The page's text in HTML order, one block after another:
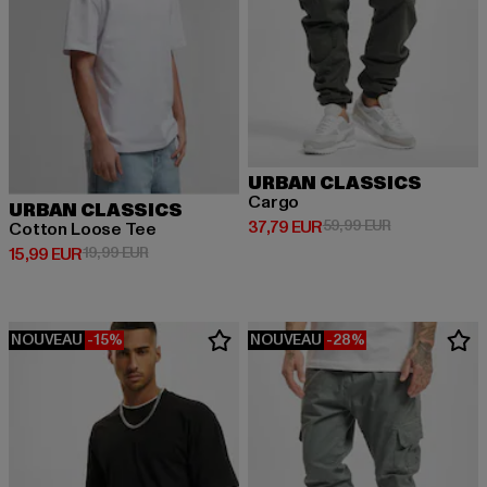
URBAN CLASSICS
Cotton Loose Tee
15,99 EUR
Prix courant: 15,99 EUR
19,99 EURPrix en promotion: 19,99 EUR
URBAN CLASSICS
Cargo
37,79 EUR
Prix courant: 37,79 EUR
59,99 EURPrix en
NOUVEAU -15% NOUVEAU -28%